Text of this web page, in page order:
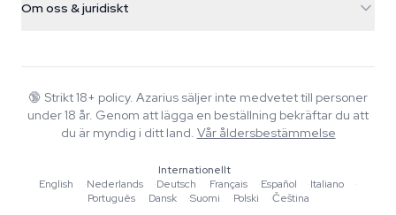
+31(0)204897914
Returpolicy
Vanliga frågor
Integritetspolicy
Om oss & juridiskt
Wiki
Blog
Musik
Redaktionella standarder
Verktyg & Kalkylatorer
🔞 Strikt 18+ policy. Azarius säljer inte medvetet till personer
under 18 år. Genom att lägga en beställning bekräftar du att
du är myndig i ditt land. Vår åldersbestämmelse
Internationellt
English
·Nederlands ·Deutsch ·Français ·Español ·Italiano
·
Português
·Dansk ·Suomi ·Polski ·Čeština